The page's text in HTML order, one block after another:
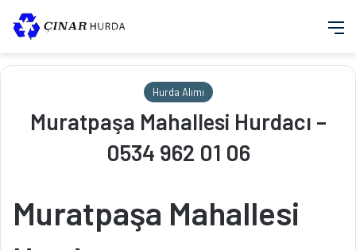
Hurda Alımı
Muratpaşa Mahallesi Hurdacı –
0534 962 01 06
Muratpaşa Mahallesi